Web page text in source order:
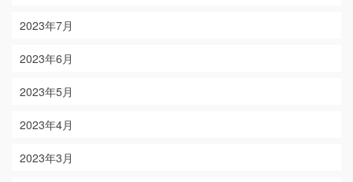
2023年7月
2023年6月
2023年5月
2023年4月
2023年3月